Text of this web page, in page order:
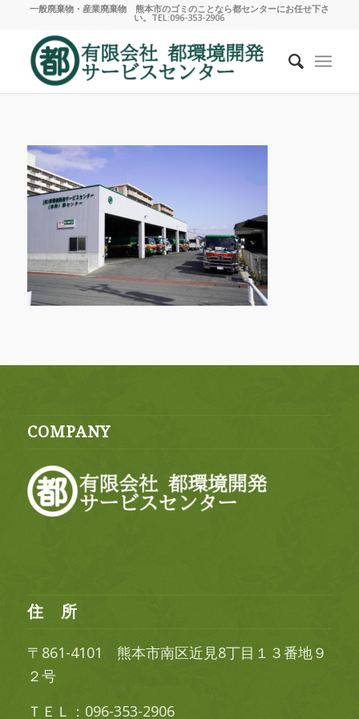
一般廃棄物・産業廃棄物 熊本市のゴミのことなら都センターにお任せ下さ
い。TEL:096-353-2906
COMPANY
住 所
〒861-4101 熊本市南区近見8丁目１３番地９
２号
ＴＥＬ：096-353-2906